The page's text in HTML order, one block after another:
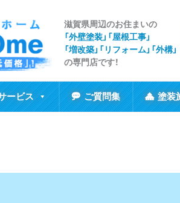
滋賀県周辺のお住まいの
「外壁塗装」「屋根工事」
「増改築」「リフォーム」「外構」
の専門店です！
ービス ご質問集 塗装